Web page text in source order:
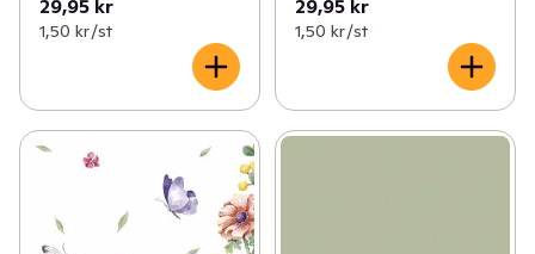
29,95 kr
1,50 kr /st
29,95 kr
1,50 kr /st